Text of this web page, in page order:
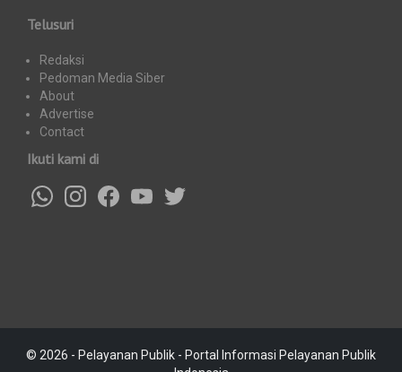
Telusuri
Redaksi
Pedoman Media Siber
About
Advertise
Contact
Ikuti kami di
© 2026 - Pelayanan Publik - Portal Informasi Pelayanan Publik